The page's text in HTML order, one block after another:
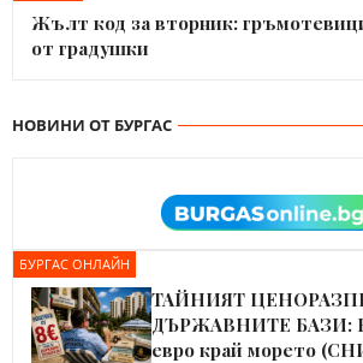
Жълт код за вторник:
от градушки
НОВИНИ ОТ БУРГАС
БУРГАС ОНЛАЙН
ТАЙНИЯТ
ДЪРЖАВНИТЕ БАЗИ:
евро край морето